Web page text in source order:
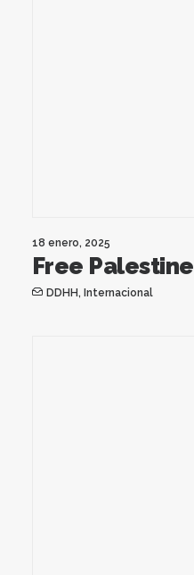
18 enero, 2025
Free Palestine
DDHH, Internacional